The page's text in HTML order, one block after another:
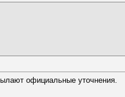
официальные уточнения.